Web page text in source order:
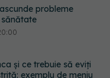
și ce trebuie să eviți
exemplu de meniu